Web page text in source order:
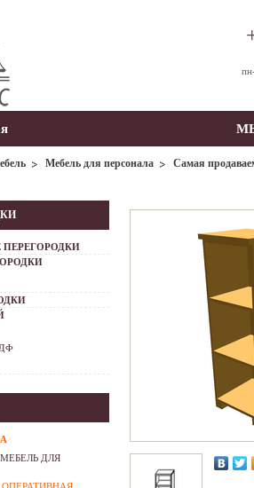
Мебель для персонала Самая
ДЛЯ